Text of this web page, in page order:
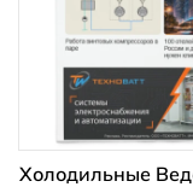
Холодильные